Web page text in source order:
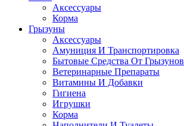
Аксессуары
Корма
Грызуны
Аксессуары
Амуниция И Транспортировка
Бытовые Средства От Грызунов
Ветеринарные Препараты
Витамины И Добавки
Гигиена
Игрушки
Корма